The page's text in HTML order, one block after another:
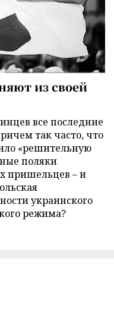
из своей
все последние
так часто, что
«решительную
поляки
пришельцев – и
украинского
режима?